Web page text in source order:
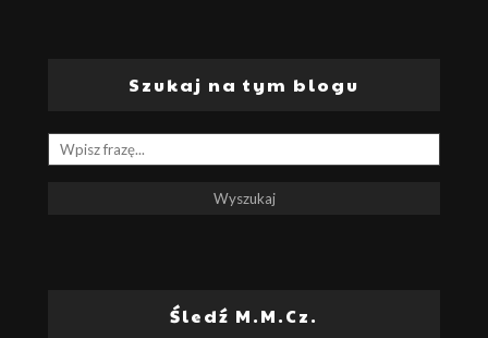
Szukaj na tym blogu
Śledź M.M.Cz.